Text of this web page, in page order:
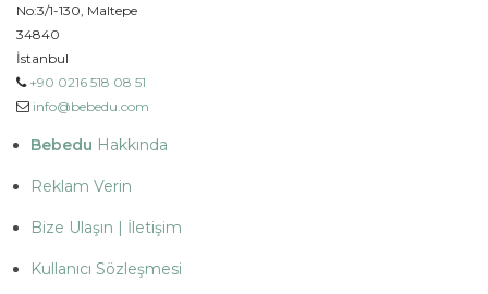
No:3/1-130, Maltepe
34840
İstanbul
+90 0216 518 08 51
info@bebedu.com
Bebedu Hakkında
Reklam Verin
Bize Ulaşın | İletişim
Kullanıcı Sözleşmesi